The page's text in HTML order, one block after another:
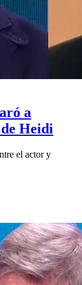
a
Heidi
el actor y